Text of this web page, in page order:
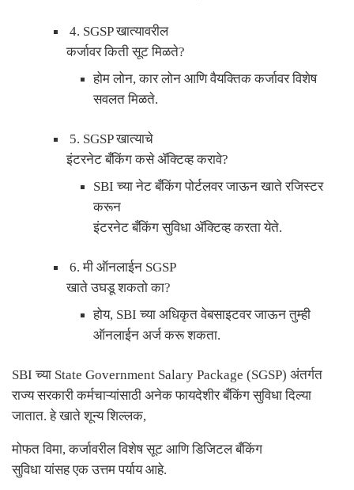
4. SGSPखात्यावरील
कर्जावर किती सूट मिळते?
होम लोन,कार लोन आणि वैयक्तिक कर्जावर विशेष
सवलत मिळते.
5. SGSPखात्याचे
इंटरनेट बँकिंग कसे ॲक्टिव्ह करावे?
SBIच्या नेट बँकिंग पोर्टलवर जाऊन खाते रजिस्टर
करून
इंटरनेट बँकिंग सुविधा ॲक्टिव्ह करता येते.
6.मी ऑनलाईन SGSP
खाते उघडू शकतो का?
होय, SBIच्या अधिकृत वेबसाइटवर जाऊन तुम्ही
ऑनलाईन अर्ज करू शकता.
SBIच्या State Government Salary Package (SGSP) अंतर्गत
राज्य सरकारी कर्मचाऱ्यांसाठी अनेक फायदेशीर बँकिंग सुविधा दिल्या
जातात. हे खाते शून्य शिल्लक,
मोफत विमा,कर्जावरील विशेष सूट आणि डिजिटल बँकिंग
सुविधा यांसह एक उत्तम पर्याय आहे.